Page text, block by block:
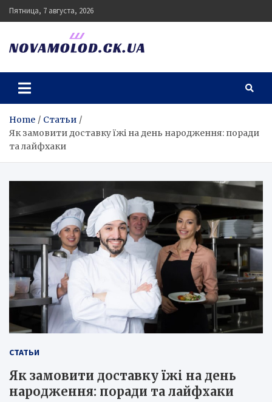
Skip
to
Пятница, 7 августа, 2026
novamolod.ck.ua
Home
Статьи
Як замовити доставку їжі на день народження: поради
та лайфхаки
СТАТЬИ
Як замовити доставку їжі на день
народження: поради та лайфхаки